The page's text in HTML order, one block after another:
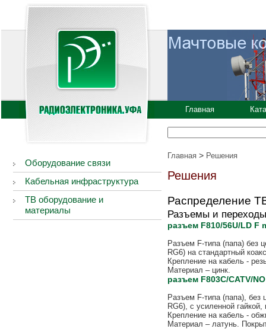
Главная
Оборудование связи
Кабельная инфраструктура
ТВ оборудование и
материалы
Главная > Решения
Решения
Распределение
Разъемы и переходы
разъем F810/56U/LD F
Разъем F-типа (папа) без
RG6) на стандартный
Крепление на кабель -
Материал – цинк.
разъем F803C/CATV/
Разъем F-типа (папа), без
RG6), с усиленной
Крепление на кабель -
Материал – латунь.